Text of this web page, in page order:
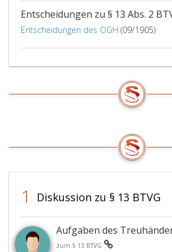
Entscheidungen zu § 13 Abs. 2
Entscheidungen des OGH (09/1905)
1 Diskussion zu § 13 BTVG
Aufgaben des
zum § 13 BTVG